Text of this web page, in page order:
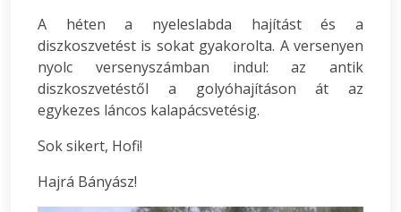
A héten a nyeleslabda hajítást és a
diszkoszvetést is sokat gyakorolta. A versenyen
nyolc versenyszámban indul: az antik
diszkoszvetéstől a golyóhajításon át az
egykezes láncos kalapácsvetésig.
Sok sikert, Hofi!
Hajrá Bányász!